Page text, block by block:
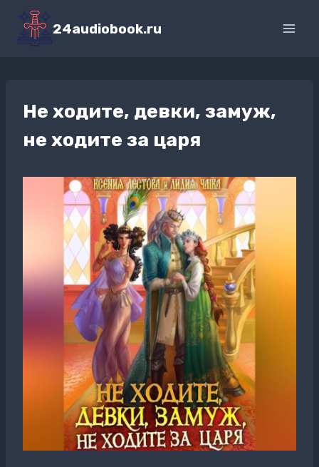
Перейти
содержимому
24audiobook.ru
Не ходите, девки, замуж,
не ходите за царя